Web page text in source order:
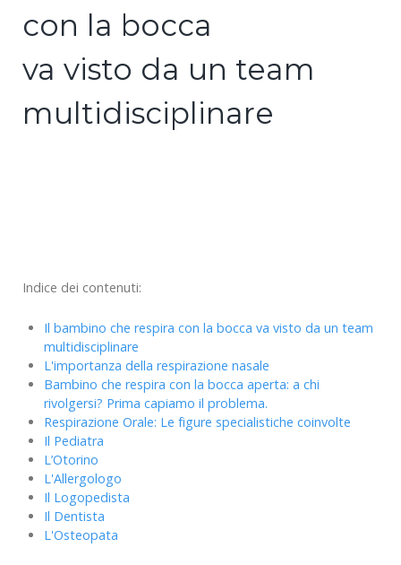
con la bocca
va visto da un team
multidisciplinare
Indice dei contenuti:
Il bambino che respira con la bocca va visto da un team
multidisciplinare
L'importanza della respirazione nasale
Bambino che respira con la bocca aperta: a chi
rivolgersi? Prima capiamo il problema.
Respirazione Orale: Le figure specialistiche coinvolte
Il Pediatra
L’Otorino
L'Allergologo
Il Logopedista
Il Dentista
L'Osteopata